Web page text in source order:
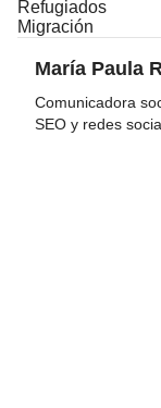
Refugiados
Migración
María Paula
Comunicadora
SEO y redes